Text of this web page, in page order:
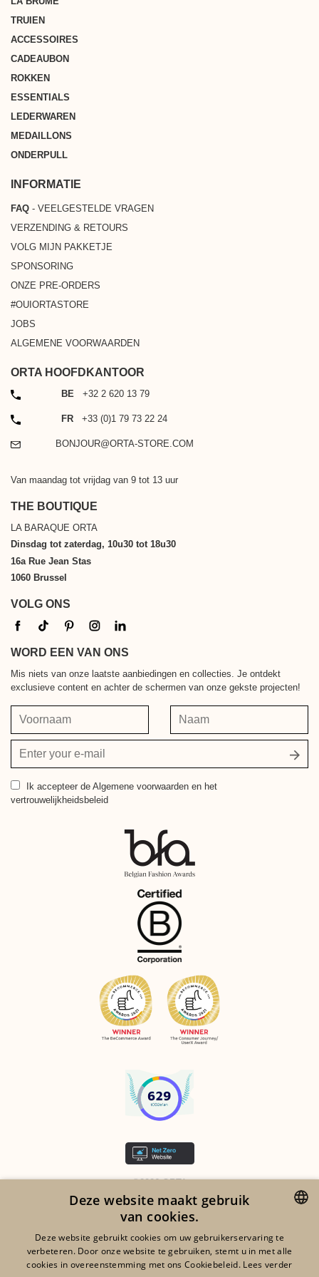
TRUIEN
ACCESSOIRES
CADEAUBON
ROKKEN
ESSENTIALS
LEDERWAREN
MEDAILLONS
ONDERPULL
INFORMATIE
ALGEMENE VOORWAARDEN
VERZENDING & RETOURS
ONZE PRE-ORDERS
#OUIORTASTORE
SPONSORING
FAQ - VEELGESTELDE VRAGEN
VOLG MIJN PAKKETJE
JOBS
ORTA HOOFDKANTOOR
TELEFOON
BE +32 2 620 13 79
TELEFOON
FR +33 (0)1 79 73 22 24
BONJOUR@ORTA-STORE.COM
Van maandag tot vrijdag van 9 tot 13 uur
THE BOUTIQUE
LA BARAQUE ORTA
Dinsdag tot zaterdag, 10u30 tot 18u30
16a Rue Jean Stas
1060 Brussel
VOLG ONS
WORD EEN VAN ONS
Mis niets van onze laatste aanbiedingen en collecties. Je ontdekt
exclusieve content en achter de schermen van onze gekste projecten!
Voornaam Naam
Jouw
e-
mailadres
Ik accepteer de Algemene voorwaarden en het
vertrouwelijkheidsbeleid
©2026 ORTA
LEGAL NOTICES
RGDP
COOKIES
ENGLISH
Deze website maakt gebruik
van cookies.
Deze website gebruikt cookies om uw gebruikerservaring te
verbeteren. Door onze website te gebruiken, stemt u in met alle
cookies in overeenstemming met ons Cookiebeleid. Lees verder